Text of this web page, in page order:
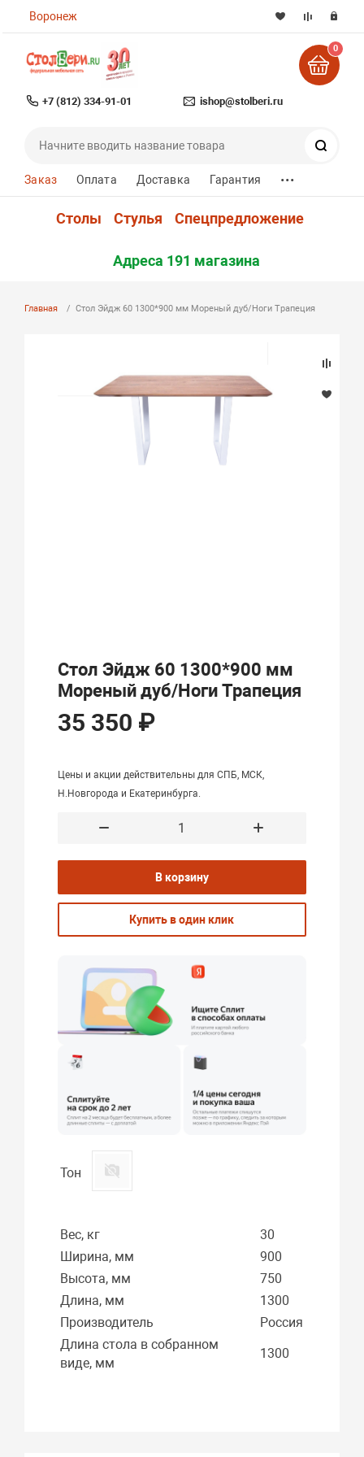
Воронеж
+7 (812) 334-91-01 ishop@stolberi.ru
0
Заказ Оплата Доставка Гарантия ...
Столы Стулья Спецпредложение
Адреса 191 магазина
Главная Стол Эйдж 60 1300*900 мм Мореный дуб/Ноги Трапеция
Стол Эйдж 60 1300*900 мм
Мореный дуб/Ноги Трапеция
35 350 ₽
Цены и акции действительны для СПБ, МСК,
Н.Новгорода и Екатеринбурга.
В корзину
Купить в один клик
Тон
Вес, кг
30
Ширина, мм
900
Высота, мм
750
Длина, мм
1300
Производитель
Россия
Длина стола в собранном
виде, мм
1300